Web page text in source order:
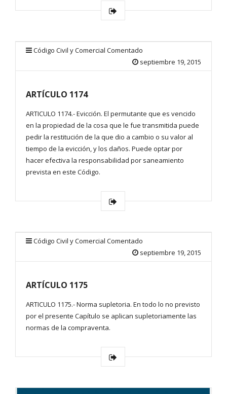
Código Civil y Comercial Comentado
septiembre 19, 2015
ARTÍCULO 1174
ARTICULO 1174.- Evicción. El permutante que es vencido
en la propiedad de la cosa que le fue transmitida puede
pedir la restitución de la que dio a cambio o su valor al
tiempo de la evicción, y los daños. Puede optar por
hacer efectiva la responsabilidad por saneamiento
prevista en este Código.
Código Civil y Comercial Comentado
septiembre 19, 2015
ARTÍCULO 1175
ARTICULO 1175.- Norma supletoria. En todo lo no previsto
por el presente Capítulo se aplican supletoriamente las
normas de la compraventa.